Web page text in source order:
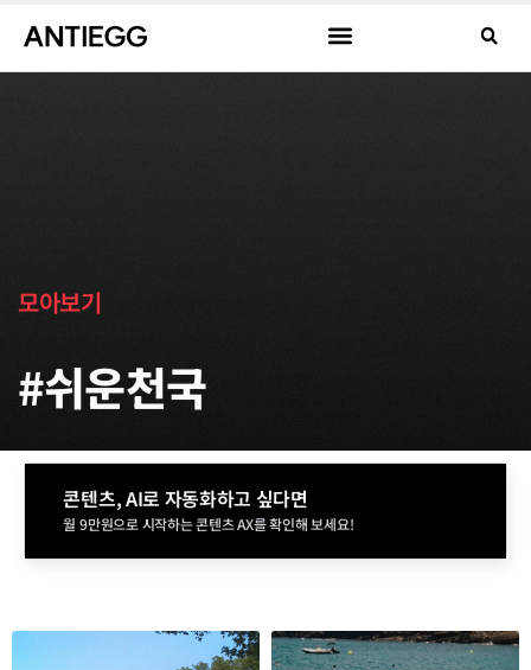
모아보기
#쉬운천국
콘텐츠, AI로 자동화하고 싶다면
월 9만원으로 시작하는 콘텐츠 AX를 확인해 보세요!